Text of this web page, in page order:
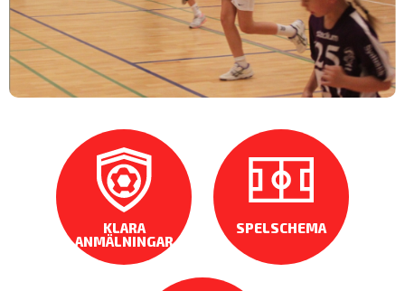
KLARA
ANMÄLNINGAR
SPELSCHEMA